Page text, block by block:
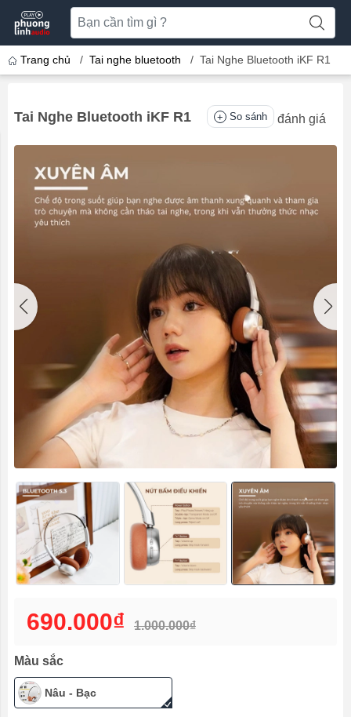
Trang chủ / Tai nghe bluetooth / Tai Nghe Bluetooth iKF R1
Tai Nghe Bluetooth iKF R1 So sánh đánh giá
690.000₫ 1.000.000₫
Màu sắc
Nâu - Bạc